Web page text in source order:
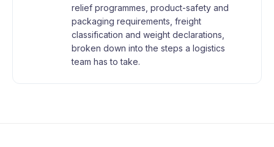
relief programmes, product-safety and
packaging requirements, freight
classification and weight declarations,
broken down into the steps a logistics
team has to take.